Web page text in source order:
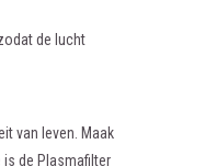
de lucht
van leven. Maak
de Plasmafilter